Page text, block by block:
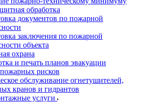
обработка
документов по пожарной
заключения по пожарной
объекта
охрана
и печать планов эвакуации
рисков
обслуживание огнетушителей,
кранов и гидрантов
услуги